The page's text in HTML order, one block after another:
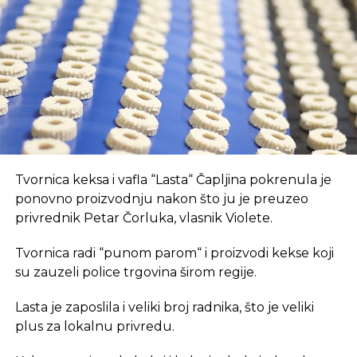
Izvor: Economy.rs
REKLAMA
SLEDEĆI
Evropski menadžeri u Budvi
IKEA: Ne želimo doći u zemlju gdje će se naš
stolić percipirati kao skup
suvremeni način rada.
REKLAMA
U coworking prostoru, radnici su okruženi sličnim
profesionalcima, što potiče produktivnost i radnu
atmosferu koju je teško postići u kućnom
Dodatna prednost coworkinga je umrežavanje i
prostoru omogućava razmjenu ideja, kontakata i
suradnji, čime coworking prostor postaje inkubator
Tvornica keksa i vafla “Lasta“ Čapljina pokrenula je
ponovno proizvodnju nakon što ju je preuzeo
privrednik Petar Čorluka, vlasnik Violete.
Tvornica radi “punom parom“ i proizvodi kekse koji
su zauzeli police trgovina širom regije.
Lasta je zaposlila i veliki broj radnika, što je veliki
plus za lokalnu privredu.